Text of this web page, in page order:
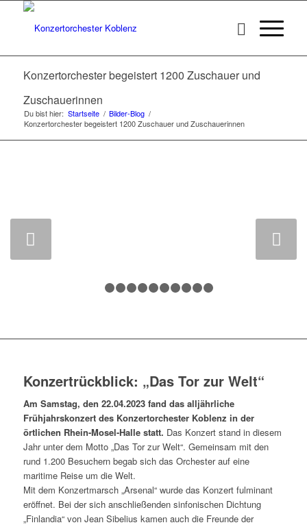
Konzertorchester begeistert 1200 Zuschauer und
Zuschauerinnen
Du bist hier: Startseite / Bilder-Blog /
Konzertorchester begeistert 1200 Zuschauer und Zuschauerinnen
1 2 3 4 5
Konzertrückblick: „Das Tor zur Welt“
Am Samstag, den 22.04.2023 fand das alljährliche
Frühjahrskonzert des Konzertorchester Koblenz in der
örtlichen Rhein-Mosel-Halle statt. Das Konzert stand in diesem
Jahr unter dem Motto „Das Tor zur Welt“. Gemeinsam mit den
rund 1.200 Besuchern begab sich das Orchester auf eine
maritime Reise um die Welt.
Mit dem Konzertmarsch „Arsenal“ wurde das Konzert fulminant
eröffnet. Bei der sich anschließenden sinfonischen Dichtung
„Finlandia“ von Jean Sibelius kamen auch die Freunde der